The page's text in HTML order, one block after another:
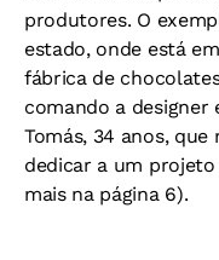
produtores. O
estado, onde está
fábrica de
comando a designer
Tomás, 34 anos,
dedicar a um
mais na página 6).